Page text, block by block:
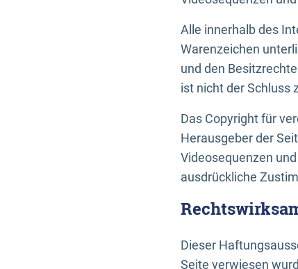
Alle innerhalb des
Warenzeichen
und den
ist nicht der Schluss
Das Copyright für
Herausgeber der
Videosequenzen
ausdrückliche
Dieser
Seite verwiesen